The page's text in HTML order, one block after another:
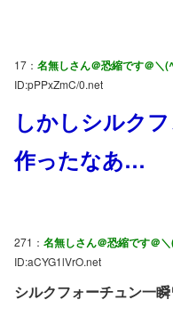
17： 名無しさん＠恐縮です＠＼
ID:pPPxZmC/0.net
しかしシルク
作ったなあ…
271： 名無しさん＠恐縮です＠
ID:aCYG1lVrO.net
シルクフォーチュン一